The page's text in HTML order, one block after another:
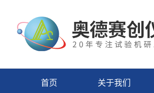
首页 关于我们